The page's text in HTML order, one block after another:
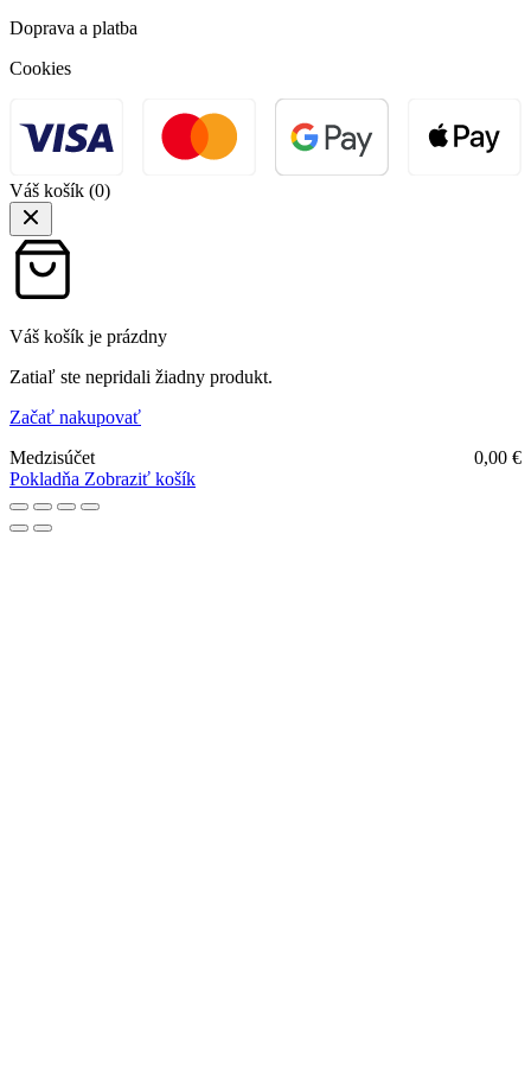
Doprava a platba
Cookies
Váš košík (0)
Váš košík je prázdny
Zatiaľ ste nepridali žiadny produkt.
Začať nakupovať
Medzisúčet
0,00 €
Pokladňa Zobraziť košík